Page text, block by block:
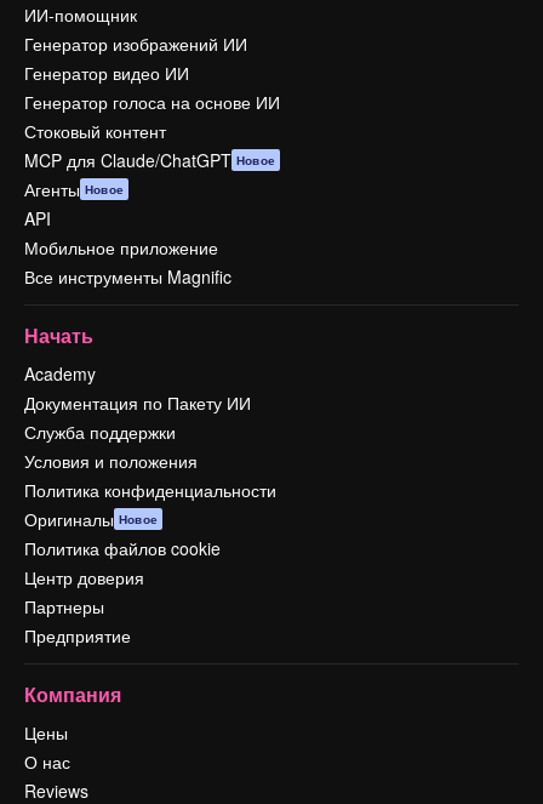
ИИ-помощник
Генератор изображений ИИ
Генератор видео ИИ
Генератор голоса на основе ИИ
Стоковый контент
MCP для Claude/ChatGPT Новое
Агенты Новое
API
Мобильное приложение
Все инструменты Magnific
Начать
Academy
Документация по Пакету ИИ
Служба поддержки
Условия и положения
Политика конфиденциальности
Оригиналы Новое
Политика файлов cookie
Центр доверия
Партнеры
Предприятие
Компания
Цены
О нас
Reviews